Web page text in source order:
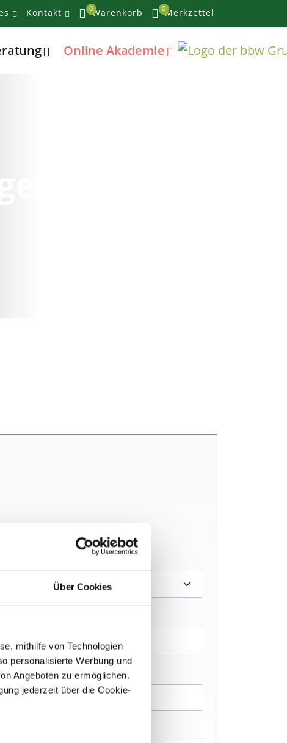
Über Cookies
mithilfe von Technologien
personalisierte Werbung und
Angeboten zu ermöglichen.
jederzeit über die Cookie-
Kontakt 0Warenkorb 0Merkzettel
Online Akademie